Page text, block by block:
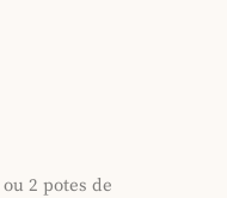
ou 2 potes de